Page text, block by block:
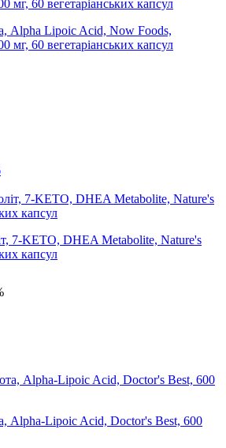
Alpha Lipoic Acid, Now Foods,
мг, 60 вегетаріанських капсул
7-KETO, DHEA Metabolite, Nature's
капсул
Alpha-Lipoic Acid, Doctor's Best, 600